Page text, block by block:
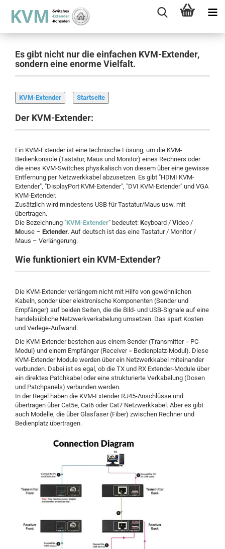
Es gibt nicht nur die einfachen KVM-Extender,
sondern eine enorme Vielfalt.
KVM-Extender Startseite
Der KVM-Extender:
Ein KVM-Extender ist eine technische Lösung, um die KVM-
Bedienkonsole (Tastatur, Maus und Monitor) eines Rechners oder
die eines KVM-Switches physikalisch von diesem über eine gewisse
Entfernung per Netzwerkkabel abzusetzen. Es gibt "HDMI KVM-
Extender", "DisplayPort KVM-Extender", "DVI KVM-Extender" und VGA
KVM-Extender.
Zusätzlich wird mindestens USB für Tastatur/Maus usw. mit
übertragen.
Die Bezeichnung "KVM-Extender" bedeutet: Keyboard / Video /
Mouse – Extender. Auf deutsch ist das eine Tastatur / Monitor /
Maus – Verlängerung.
Wie funktioniert ein KVM-Extender?
Die KVM-Extender verlängern nicht mit Hilfe von gewöhnlichen
Kabeln, sonder über elektronische Komponenten (Sender und
Empfänger) auf beiden Seiten, die die Bild- und USB-Signale auf eine
handelsübliche Netzwerkverkabelung umsetzen. Das spart Kosten
und Verlege-Aufwand.
Die KVM-Extender bestehen aus einem Sender (Transmitter = PC-
Modul) und einem Empfänger (Receiver = Bedienplatz-Modul). Diese
KVM-Extender Module werden über ein Netzwerkkabel miteinander
verbunden. Dabei ist es egal, ob die TX und RX Extender-Module über
ein direktes Patchkabel oder eine strukturierte Verkabelung (Dosen
und Patchpanels) verbunden werden.
In der Regel haben die KVM-Extender RJ45-Anschlüsse und
übertragen über Cat5e, Cat6 oder Cat7 Netzwerkkabel. Aber es gibt
auch Modelle, die über Glasfaser (Fiber) zwischen Rechner und
Bedienplatz übertragen.